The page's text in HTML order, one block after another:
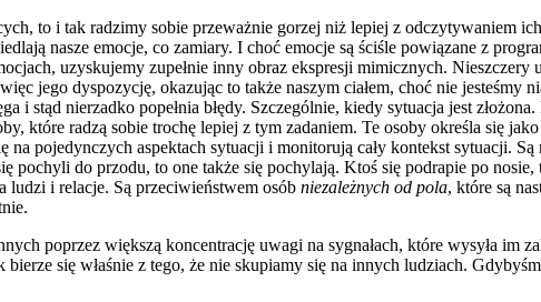
to i tak radzimy sobie przeważnie gorzej niż lepiej z odczytywaniem
nasze emocje, co zamiary. I choć emocje są ściśle powiązane z
uzyskujemy zupełnie inny obraz ekspresji mimicznych.
jego dyspozycję, okazując to także naszym ciałem, choć nie
i stąd nierzadko popełnia błędy. Szczególnie, kiedy sytuacja jest
które radzą sobie trochę lepiej z tym zadaniem. Te osoby określa się jako
pojedynczych aspektach sytuacji i monitorują cały kontekst sytuacji.
do przodu, to one także się pochylają. Ktoś się podrapie po nosie,
ludzi i relacje. Są przeciwieństwem osób niezależnych od pola, które są
poprzez większą koncentrację uwagi na sygnałach, które wysyła im
się właśnie z tego, że nie skupiamy się na innych ludziach.